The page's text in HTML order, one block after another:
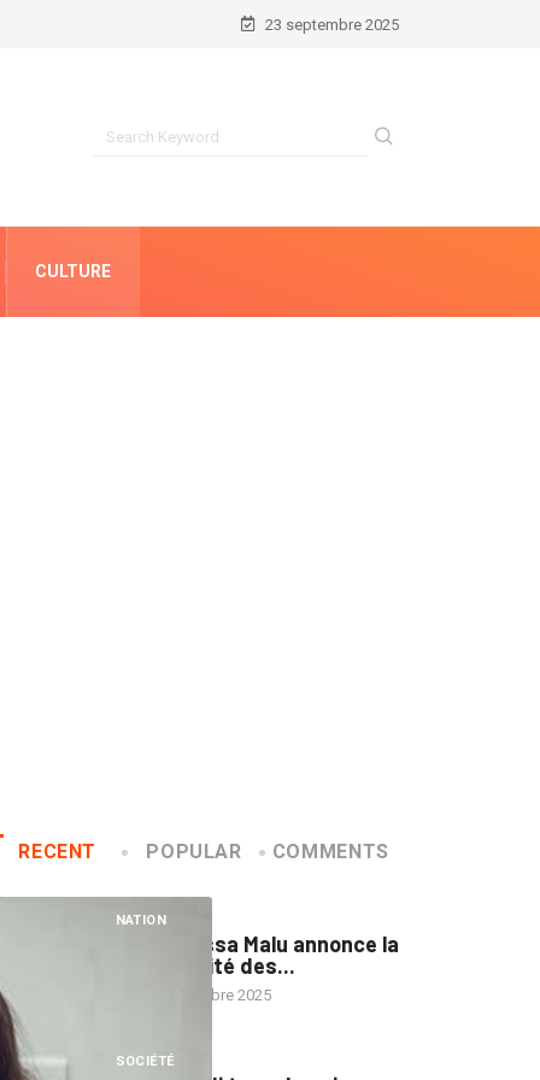
23 septembre 2025
CULTURE
RECENT POPULAR COMMENTS
NATION
RDC : Raïssa Malu annonce la
disponibilité des...
22 septembre 2025
SOCIÉTÉ